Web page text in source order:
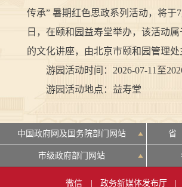
传承” 暑期红色思政系列活动，将于
日，在颐和园益寿堂举办，该活动
的文化讲座，由北京市颐和园管理处
游园活动时间：2026-07-11至
游园活动地点：益寿堂
中国政府网及国务院部门网站 省
市级政府部门网站
微信 政务新媒体发布厅